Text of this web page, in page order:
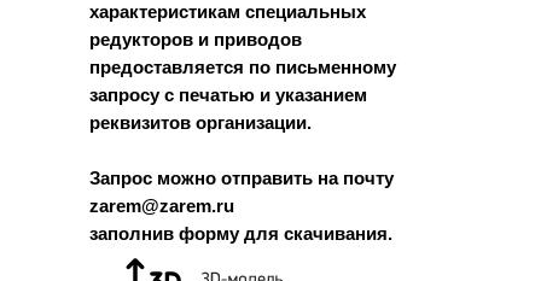
характеристикам специальных
редукторов и приводов
предоставляется по письменному
запросу с печатью и указанием
реквизитов организации.
Запрос можно отправить на почту
zarem@zarem.ru
заполнив форму для скачивания.